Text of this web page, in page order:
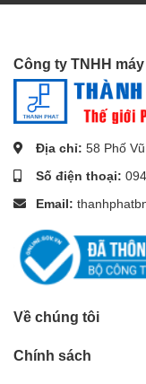
Công ty TNHH
Địa chỉ: 58 Phố
Số điện thoại:
Email:
Về chúng tôi
Chính sách